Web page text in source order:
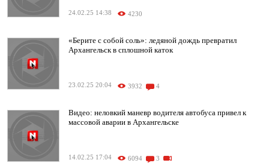
24.02.25 14:38 4230
«Берите с собой соль»: ледяной дождь превратил
Архангельск в сплошной каток
23.02.25 20:04 3932 4
Видео: неловкий маневр водителя автобуса привел к
массовой аварии в Архангельске
14.02.25 17:04 6094 3